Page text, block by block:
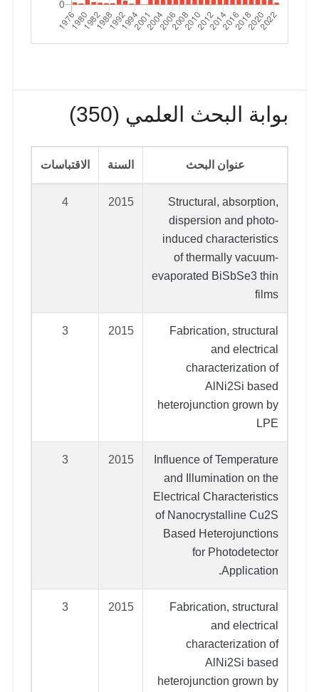
بوابة البحث العلمي (350)
عنوان البحث السنة الاقتباسات
Structural, absorption,
dispersion and photo-
induced characteristics
of thermally vacuum-
evaporated BiSbSe3 thin
films
2015
4
Fabrication, structural
and electrical
characterization of
AlNi2Si based
heterojunction grown by
LPE
2015
3
Influence of Temperature
and Illumination on the
Electrical Characteristics
of Nanocrystalline Cu2S
Based Heterojunctions
for Photodetector
Application.
2015
3
Fabrication, structural
and electrical
characterization of
AlNi2Si based
heterojunction grown by
2015
3